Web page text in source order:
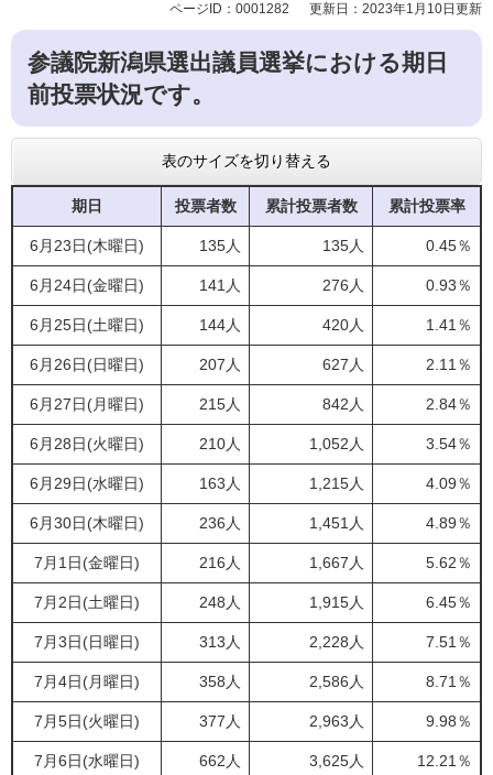
ページID：0001282 更新日：2023年1月10日更新
参議院新潟県選出議員選挙における期日
前投票状況です。
表のサイズを切り替える
期日 投票者数 累計投票者数 累計投票率
6月23日(木曜日) 135人 135人 0.45％
6月24日(金曜日) 141人 276人 0.93％
6月25日(土曜日) 144人 420人 1.41％
6月26日(日曜日) 207人 627人 2.11％
6月27日(月曜日) 215人 842人 2.84％
6月28日(火曜日) 210人 1,052人 3.54％
6月29日(水曜日) 163人 1,215人 4.09％
6月30日(木曜日) 236人 1,451人 4.89％
7月1日(金曜日) 216人 1,667人 5.62％
7月2日(土曜日) 248人 1,915人 6.45％
7月3日(日曜日) 313人 2,228人 7.51％
7月4日(月曜日) 358人 2,586人 8.71％
7月5日(火曜日) 377人 2,963人 9.98％
7月6日(水曜日) 662人 3,625人 12.21％